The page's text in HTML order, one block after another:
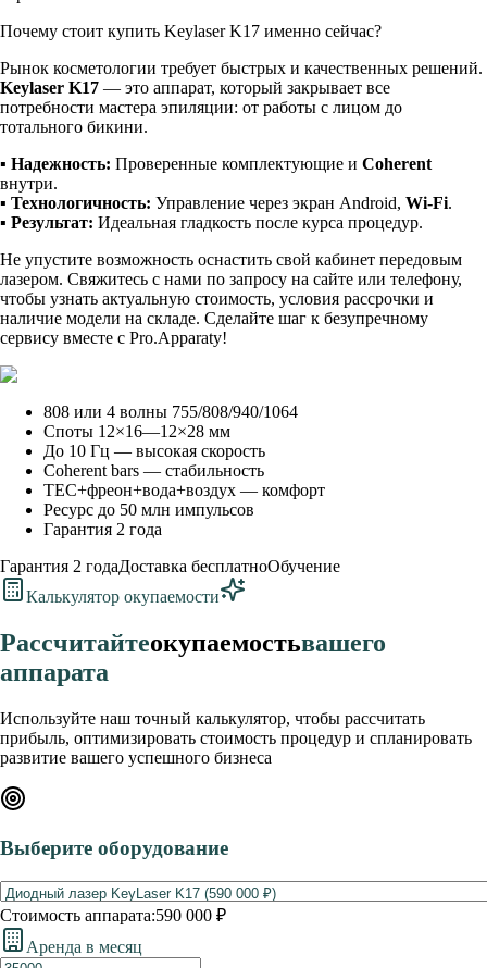
Почему стоит купить Keylaser K17 именно сейчас?
Рынок косметологии требует быстрых и качественных решений.
Keylaser K17 — это аппарат, который закрывает все
потребности мастера эпиляции: от работы с лицом до
тотального бикини.
▪ Надежность: Проверенные комплектующие и Coherent
внутри.
▪ Технологичность: Управление через экран Android, Wi-Fi.
▪ Результат: Идеальная гладкость после курса процедур.
Не упустите возможность оснастить свой кабинет передовым
лазером. Свяжитесь с нами по запросу на сайте или телефону,
чтобы узнать актуальную стоимость, условия рассрочки и
наличие модели на складе. Сделайте шаг к безупречному
сервису вместе с Pro.Apparaty!
808 или 4 волны 755/808/940/1064
Споты 12×16—12×28 мм
До 10 Гц — высокая скорость
Coherent bars — стабильность
TEC+фреон+вода+воздух — комфорт
Ресурс до 50 млн импульсов
Гарантия 2 года
Гарантия 2 годаДоставка бесплатноОбучение
Калькулятор окупаемости
Рассчитайтеокупаемостьвашего
аппарата
Используйте наш точный калькулятор, чтобы рассчитать
прибыль, оптимизировать стоимость процедур и спланировать
развитие вашего успешного бизнеса
Выберите оборудование
Стоимость аппарата:590 000 ₽
Аренда в месяц